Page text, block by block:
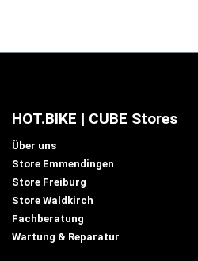
HOT.BIKE | CUBE Stores
Über uns
Store Emmendingen
Store Freiburg
Store Waldkirch
Fachberatung
Wartung & Reparatur